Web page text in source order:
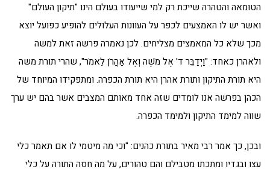
הטומאה והטהרה שייכת רק למי שייעודו בעולם הינו "תיקון העולם"
ואשר יש לו האמצעים לכפר על העוונות העלולים להופיע כפועל יוצא
מכך שלא כל המאמצים מצליחים. לכן נאמרה פרשה זאת למשה
ולאהרן כאחד: "וַיְדַבֵּר ד' אֶל מֹשֶׁה וְאֶל אַהֲרֹן לֵאמֹר", שהרי תורת משה
היא תורת התיקון ותורת אהרן היא תורת הכפרה. ומתפקידו המיוחד של
הכהן בפרשה אנו לומדים שזה אחד מאותם המצבים אשר בהם יש ערך
שווה למימד התיקון ולמימד הכפרה.
ובכן, כך אמר רבי מאיר בתורת כהנים: "וכי מה מיטמי לו אם תאמר כלי
עצו ובגדיו ומתכתו מטבילם והם טהורים, על מה חסה התורה על כלי